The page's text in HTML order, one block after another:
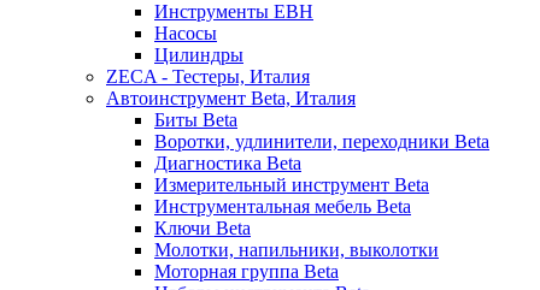
Инструменты EBH
Насосы
Цилиндры
ZECA - Тестеры, Италия
Автоинструмент Beta, Италия
Биты Beta
Воротки, удлинители, переходники Beta
Диагностика Beta
Измерительный инструмент Beta
Инструментальная мебель Beta
Ключи Beta
Молотки, напильники, выколотки
Моторная группа Beta